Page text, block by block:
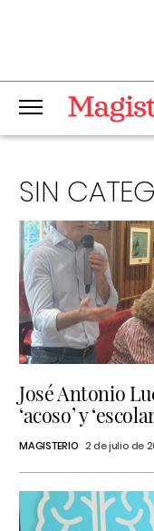
SIN
José Antonio
‘acoso’ y
MAGISTERIO 2 de julio de